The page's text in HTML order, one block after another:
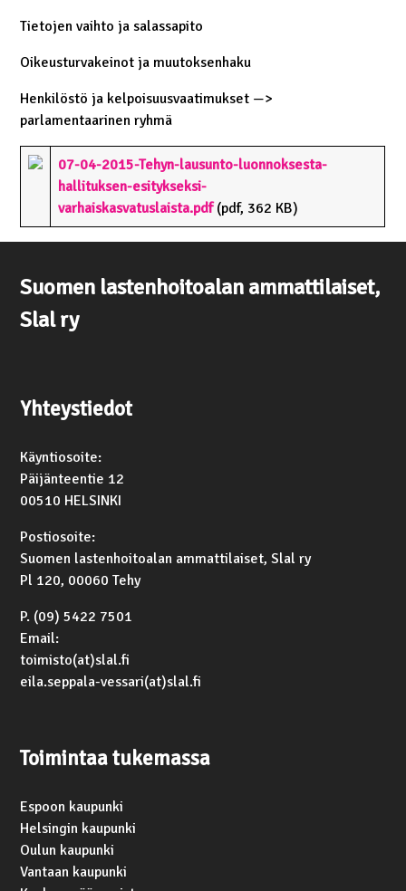
Tietojen vaihto ja salassapito
Oikeusturvakeinot ja muutoksenhaku
Henkilöstö ja kelpoisuusvaatimukset —>
parlamentaarinen ryhmä
07-04-2015-Tehyn-lausunto-luonnoksesta-
hallituksen-esitykseksi-
varhaiskasvatuslaista.pdf(pdf, 362 KB)
Suomen lastenhoitoalan ammattilaiset,
Slal ry
Yhteystiedot
Käyntiosoite:
Päijänteentie 12
00510 HELSINKI
Postiosoite:
Suomen lastenhoitoalan ammattilaiset, Slal ry
Pl 120, 00060 Tehy
P. (09) 5422 7501
Email:
toimisto(at)slal.fi
eila.seppala-vessari(at)slal.fi
Toimintaa tukemassa
Espoon kaupunki
Helsingin kaupunki
Oulun kaupunki
Vantaan kaupunki